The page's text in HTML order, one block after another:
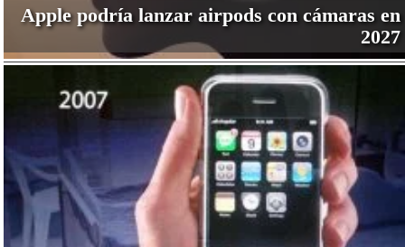
Apple podría lanzar airpods con cámaras en
2027